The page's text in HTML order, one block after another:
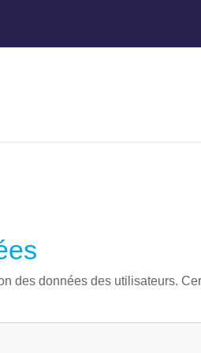
des données des utilisateurs.